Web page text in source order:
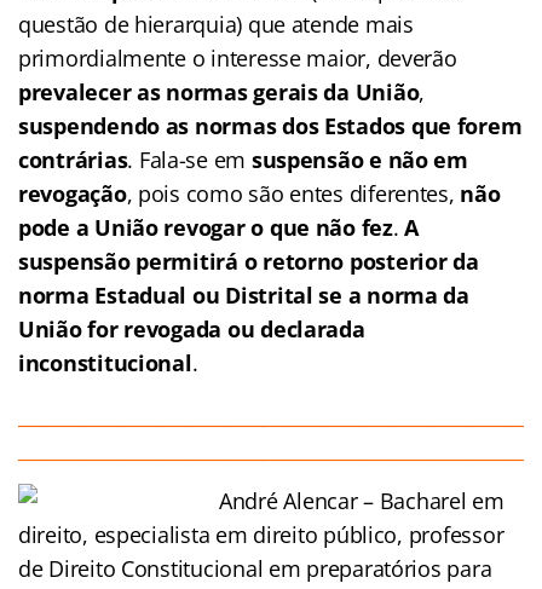
questão de hierarquia) que atende mais
primordialmente o interesse maior, deverão
prevalecer as normas gerais da União,
suspendendo as normas dos Estados que forem
contrárias. Fala-se em suspensão e não em
revogação, pois como são entes diferentes, não
pode a União revogar o que não fez.A
suspensão permitirá o retorno posterior da
norma Estadual ou Distrital se a norma da
União for revogada ou declarada
inconstitucional.
André Alencar – Bacharel em
direito, especialista em direito público, professor
de Direito Constitucional em preparatórios para